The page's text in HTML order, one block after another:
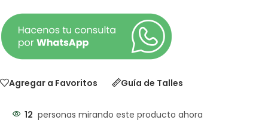
Agregar a Favoritos Guía de Talles
12 personas mirando este producto ahora